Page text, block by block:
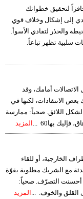
لتحقيق خطواتك
إلى إشكال وخلاف قوي
والحذر لتفادي الأسوأ.
سلبية تظهر تباعاً.
أمامك، وقد
الانتقادات، لكنها في
اللائق. صحياً: ممارسة
بها60 ...
المزيد
الخارجية، أو للقاء
مع الشريك مطلوبة بقوّة
أحسنت التصرّف. صحياً:
القلق والخوف. ... المزيد